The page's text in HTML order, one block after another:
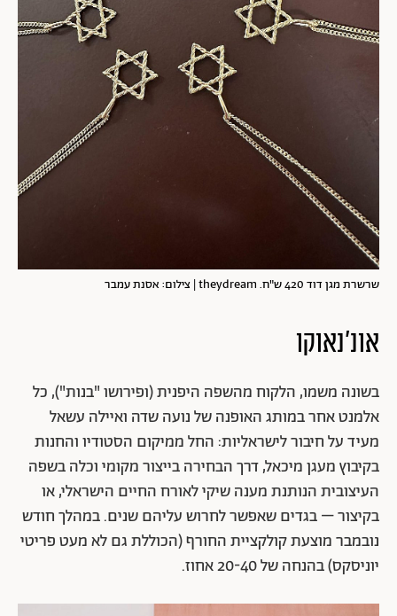
שרשרת מגן דוד 420 ש"ח. theydream | צילום: אסנת עמבר
אונ'נאוקו
בשונה משמו, הלקוח מהשפה היפנית (ופירושו "בנות"), כל
אלמנט אחר במותג האופנה של נועה שדה ואיילה עשאל
מעיד על חיבור לישראליות: החל ממיקום הסטודיו והחנות
בקיבוץ מעגן מיכאל, דרך הבחירה בייצור מקומי וכלה בשפה
העיצובית הנותנת מענה שיקי לאורח החיים הישראלי, או
בקיצור – בגדים שאפשר לחרוש עליהם שנים. במהלך חודש
נובמבר מוצעת קולקציית החורף (הכוללת גם לא מעט פריטי
יוניסקס) בהנחה של 20-40 אחוז.